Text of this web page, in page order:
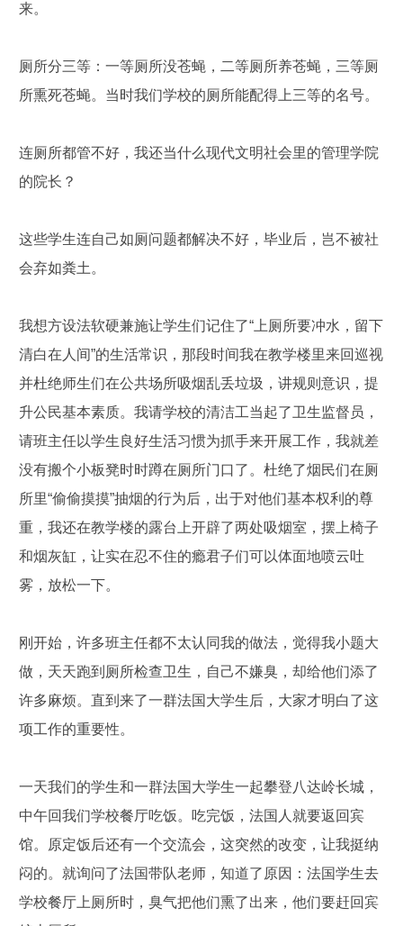
来。
厕所分三等：一等厕所没苍蝇，二等厕所养苍蝇，三等厕
所熏死苍蝇。当时我们学校的厕所能配得上三等的名号。
连厕所都管不好，我还当什么现代文明社会里的管理学院
的院长？
这些学生连自己如厕问题都解决不好，毕业后，岂不被社
会弃如粪土。
我想方设法软硬兼施让学生们记住了“上厕所要冲水，留下
清白在人间”的生活常识，那段时间我在教学楼里来回巡视
并杜绝师生们在公共场所吸烟乱丢垃圾，讲规则意识，提
升公民基本素质。我请学校的清洁工当起了卫生监督员，
请班主任以学生良好生活习惯为抓手来开展工作，我就差
没有搬个小板凳时时蹲在厕所门口了。杜绝了烟民们在厕
所里“偷偷摸摸”抽烟的行为后，出于对他们基本权利的尊
重，我还在教学楼的露台上开辟了两处吸烟室，摆上椅子
和烟灰缸，让实在忍不住的瘾君子们可以体面地喷云吐
雾，放松一下。
刚开始，许多班主任都不太认同我的做法，觉得我小题大
做，天天跑到厕所检查卫生，自己不嫌臭，却给他们添了
许多麻烦。直到来了一群法国大学生后，大家才明白了这
项工作的重要性。
一天我们的学生和一群法国大学生一起攀登八达岭长城，
中午回我们学校餐厅吃饭。吃完饭，法国人就要返回宾
馆。原定饭后还有一个交流会，这突然的改变，让我挺纳
闷的。就询问了法国带队老师，知道了原因：法国学生去
学校餐厅上厕所时，臭气把他们熏了出来，他们要赶回宾